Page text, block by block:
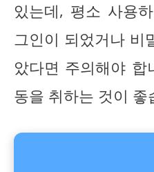
있는데, 평소 사용
그인이 되었거나 비
았다면 주의해야
동을 취하는 것이 좋